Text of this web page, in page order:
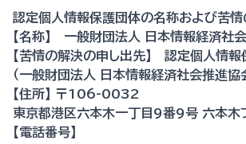
認定個人情報保護団体の名称および苦情
【名称】 一般財団法人 日本情報経済社
【苦情の解決の申し出先】 認定個人情
（一般財団法人 日本情報経済社会推進協
【住所】 〒106-0032
東京都港区六本木一丁目9番9号 六本木
【電話番号】